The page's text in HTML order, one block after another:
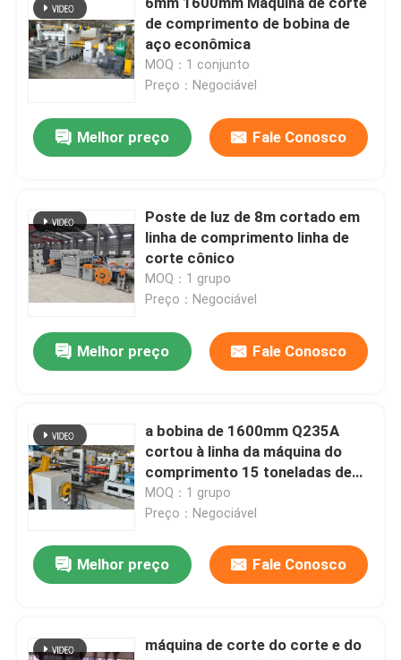
de comprimento de bobina de
aço econômica
MOQ：1 conjunto
Preço：Negociável
Melhor preço Fale Conosco
Poste de luz de 8m cortado em
linha de comprimento linha de
corte cônico
MOQ：1 grupo
Preço：Negociável
Melhor preço Fale Conosco
a bobina de 1600mm Q235A
cortou à linha da máquina do
comprimento 15 toneladas de
carregamento
MOQ：1 grupo
Preço：Negociável
Melhor preço Fale Conosco
máquina de corte do corte e do